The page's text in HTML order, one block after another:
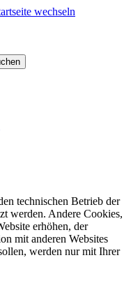
technischen Betrieb der
werden. Andere Cookies,
erhöhen, der
mit anderen Websites
werden nur mit Ihrer